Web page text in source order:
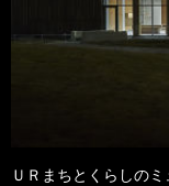
ＵＲまちとくらしの